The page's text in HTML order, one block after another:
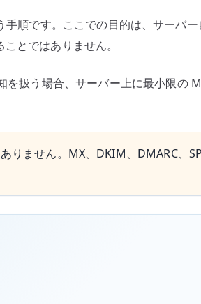
順です。ここでの目的は、サーバ
とではありません。
扱う場合、サーバー上に最小限の
りません。MX、DKIM、DMARC、